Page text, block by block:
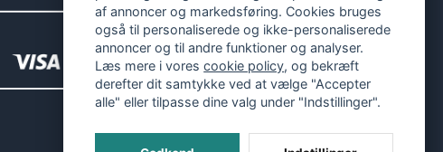
af annoncer og markedsføring. Cookies bruges
også til personaliserede og ikke-personaliserede
annoncer og til andre funktioner og analyser.
Læs mere i vorescookie policy, og bekræft
derefter dit samtykke ved at vælge "Accepter
alle" eller tilpasse dine valg under "Indstillinger".